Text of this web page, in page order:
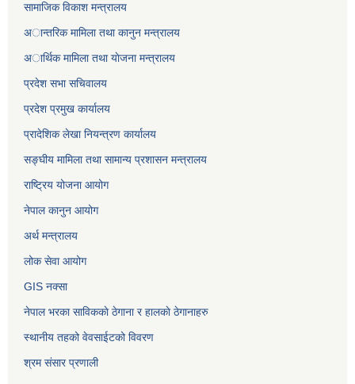
सामाजिक विकाश मन्त्रालय
अान्तरिक मामिला तथा कानुन मन्त्रालय
अार्थिक मामिला तथा याेजना मन्त्रालय
प्रदेश सभा सचिवालय
प्रदेश प्रमुख कार्यालय
प्रादेशिक लेखा नियन्त्रण कार्यालय
सङ्‍घीय मामिला तथा सामान्य प्रशासन मन्त्रालय
राष्ट्रिय योजना आयोग
नेपाल कानुन आयोग
अर्थ मन्त्रालय
लोक सेवा आयोग
GIS नक्सा
नेपाल भरका साविककाे ठेगाना र हालकाे ठेगानाहरु
स्थानीय तहको वेवसाईटको विवरण
श्रम संसार प्रणाली